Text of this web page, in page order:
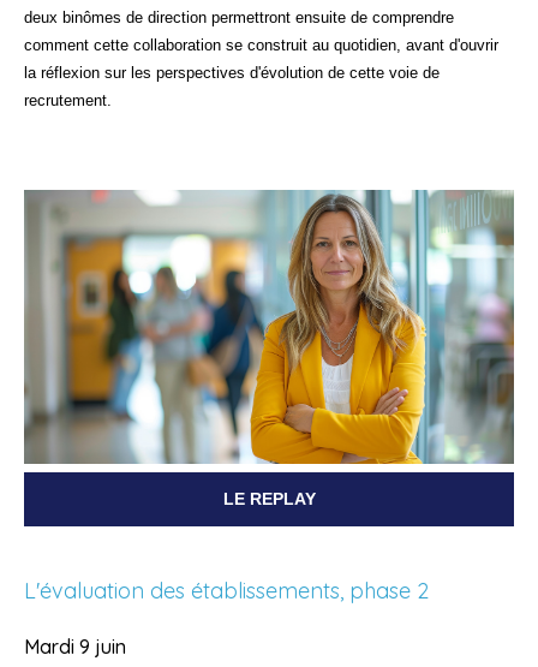
deux binômes de direction permettront ensuite de comprendre
comment cette collaboration se construit au quotidien, avant d'ouvrir
la réflexion sur les perspectives d'évolution de cette voie de
recrutement.
LE REPLAY
L'évaluation des établissements, phase 2
Mardi 9 juin